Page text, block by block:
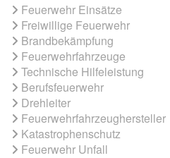
Feuerwehr Einsätze
Freiwillige Feuerwehr
Brandbekämpfung
Feuerwehrfahrzeuge
Technische Hilfeleistung
Berufsfeuerwehr
Drehleiter
Feuerwehrfahrzeughersteller
Katastrophenschutz
Feuerwehr Unfall